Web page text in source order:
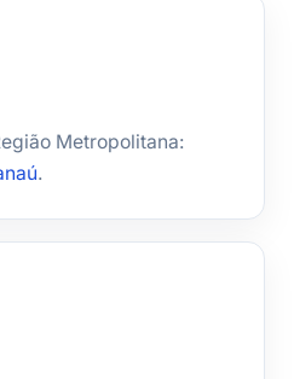
Metropolitana:
.